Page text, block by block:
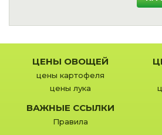
ЦЕНЫ ОВОЩЕЙ
цены картофеля
цены лука
ВАЖНЫЕ ССЫЛКИ
Правила